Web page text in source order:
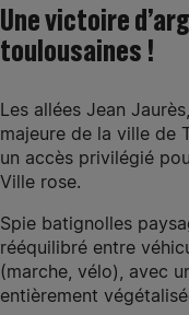
Une victoire
toulousaines !
Les allées Jean
majeure de la ville de
un accès privilégié
Ville rose.
Spie batignolles
rééquilibré entre
(marche, vélo), avec
entièrement